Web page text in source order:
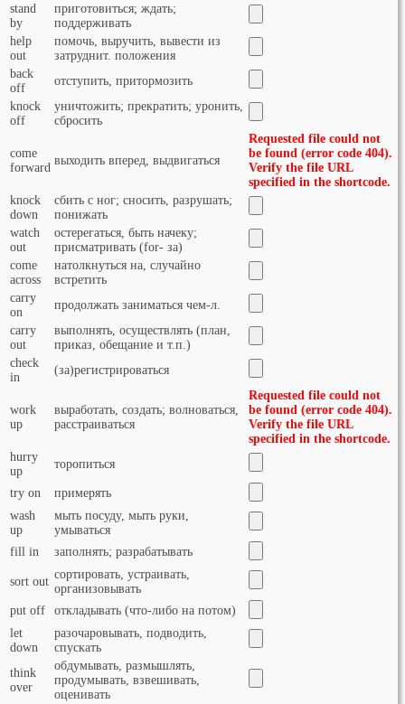
stand
by
приготовиться; ждать;
поддерживать
help
out
помочь, выручить, вывести из
затруднит. положения
back
off
отступить, притормозить
knock
off
уничтожить; прекратить; уронить,
сбросить
come
forward
выходить вперед, выдвигаться
Requested file could not
be found (error code 404).
Verify the file URL
specified in the shortcode.
knock
down
сбить с ног; сносить, разрушать;
понижать
watch
out
остерегаться, быть начеку;
присматривать (for- за)
come
across
натолкнуться на, случайно
встретить
carry
on
продолжать заниматься чем-л.
carry
out
выполнять, осуществлять (план,
приказ, обещание и т.п.)
check
in
(за)регистрироваться
work
up
выработать, создать; волноваться,
расстраиваться
Requested file could not
be found (error code 404).
Verify the file URL
specified in the shortcode.
hurry
up
торопиться
try on
примерять
wash
up
мыть посуду, мыть руки,
умываться
fill in
заполнять; разрабатывать
sort out
сортировать, устраивать,
организовывать
put off
откладывать (что-либо на потом)
let
down
разочаровывать, подводить,
спускать
think
over
oбдумывать, размышлять,
продумывать, взвешивать,
оценивать